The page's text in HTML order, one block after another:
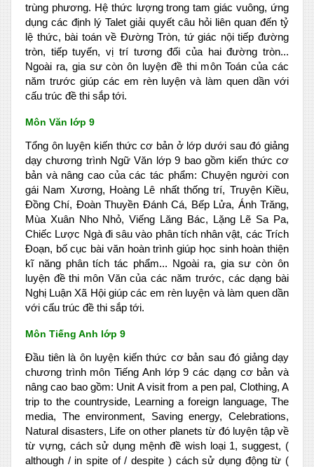
trùng phương. Hệ thức lượng trong tam giác vuông, ứng
dụng các định lý Talet giải quyết câu hỏi liên quan đến tỷ
lệ thức, bài toán về Đường Tròn, tứ giác nội tiếp đường
tròn, tiếp tuyến, vị trí tương đối của hai đường tròn...
Ngoài ra, gia sư còn ôn luyện đề thi môn Toán của các
năm trước giúp các em rèn luyện và làm quen dần với
cấu trúc đề thi sắp tới.
Môn Văn lớp 9
Tổng ôn luyện kiến thức cơ bản ở lớp dưới sau đó giảng
dạy chương trình Ngữ Văn lớp 9 bao gồm kiến thức cơ
bản và nâng cao của các tác phẩm: Chuyện người con
gái Nam Xương, Hoàng Lê nhất thống trí, Truyện Kiều,
Đồng Chí, Đoàn Thuyền Đánh Cá, Bếp Lửa, Ánh Trăng,
Mùa Xuân Nho Nhỏ, Viếng Lăng Bác, Lặng Lẽ Sa Pa,
Chiếc Lược Ngà đi sâu vào phân tích nhân vật, các Trích
Đoạn, bố cục bài văn hoàn trình giúp học sinh hoàn thiện
kĩ năng phân tích tác phẩm... Ngoài ra, gia sư còn ôn
luyện đề thi môn Văn của các năm trước, các dạng bài
Nghị Luận Xã Hội giúp các em rèn luyện và làm quen dần
với cấu trúc đề thi sắp tới.
Môn Tiếng Anh lớp 9
Đầu tiên là ôn luyện kiến thức cơ bản sau đó giảng dạy
chương trình môn Tiếng Anh lớp 9 các dạng cơ bản và
nâng cao bao gồm: Unit A visit from a pen pal, Clothing, A
trip to the countryside, Learning a foreign language, The
media, The environment, Saving energy, Celebrations,
Natural disasters, Life on other planets từ đó luyện tập về
từ vựng, cách sử dụng mệnh đề wish loại 1, suggest, (
although / in spite of / despite ) cách sử dụng động từ (